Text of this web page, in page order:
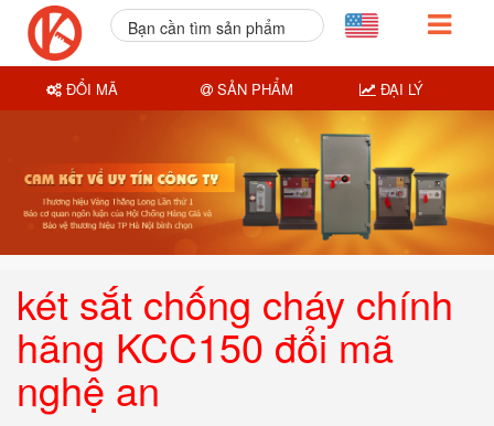
két sắt chống cháy chính
hãng KCC150 đổi mã
nghệ an
Bạn cần tìm sản phẩm
ĐỔI MÃ SẢN PHẨM ĐẠI LÝ